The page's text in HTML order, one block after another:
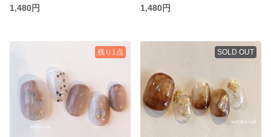
1,480円
1,480円
残り1点 SOLD OUT